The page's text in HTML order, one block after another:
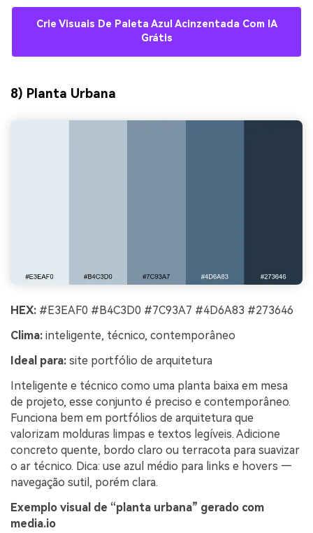
Crie Visuais De Paleta Azul Acinzentada Com IA
Grátis
8) Planta Urbana
HEX: #E3EAF0 #B4C3D0 #7C93A7 #4D6A83 #273646
Clima: inteligente, técnico, contemporâneo
Ideal para: site portfólio de arquitetura
Inteligente e técnico como uma planta baixa em mesa
de projeto, esse conjunto é preciso e contemporâneo.
Funciona bem em portfólios de arquitetura que
valorizam molduras limpas e textos legíveis. Adicione
concreto quente, bordo claro ou terracota para suavizar
o ar técnico. Dica: use azul médio para links e hovers —
navegação sutil, porém clara.
Exemplo visual de “planta urbana” gerado com
media.io